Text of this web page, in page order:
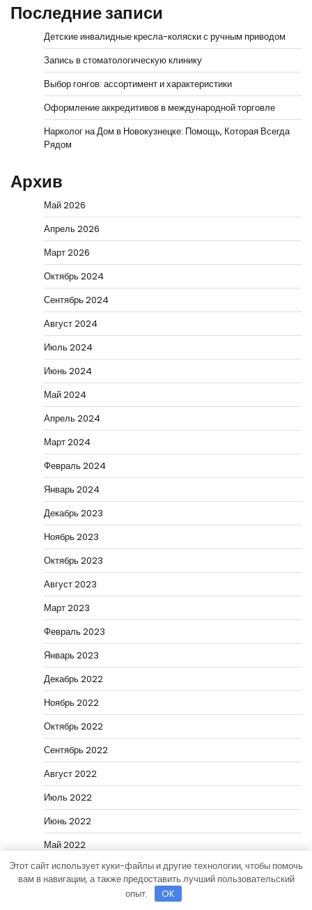
Последние записи
Детские инвалидные кресла-коляски с ручным приводом
Запись в стоматологическую клинику
Выбор гонгов: ассортимент и характеристики
Оформление аккредитивов в международной торговле
Нарколог на Дом в Новокузнецке: Помощь, Которая Всегда
Рядом
Архив
Май 2026
Апрель 2026
Март 2026
Октябрь 2024
Сентябрь 2024
Август 2024
Июль 2024
Июнь 2024
Май 2024
Апрель 2024
Март 2024
Февраль 2024
Январь 2024
Декабрь 2023
Ноябрь 2023
Октябрь 2023
Август 2023
Март 2023
Февраль 2023
Январь 2023
Декабрь 2022
Ноябрь 2022
Октябрь 2022
Сентябрь 2022
Август 2022
Июль 2022
Июнь 2022
Май 2022
Апрель 2022
Этот сайт использует куки-файлы и другие технологии, чтобы помочь
вам в навигации, а также предоставить лучший пользовательский
опыт.
OK